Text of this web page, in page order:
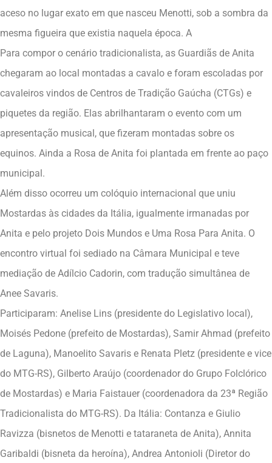
aceso no lugar exato em que nasceu Menotti, sob a sombra da
mesma figueira que existia naquela época. A
Para compor o cenário tradicionalista, as Guardiãs de Anita
chegaram ao local montadas a cavalo e foram escoladas por
cavaleiros vindos de Centros de Tradição Gaúcha (CTGs) e
piquetes da região. Elas abrilhantaram o evento com um
apresentação musical, que fizeram montadas sobre os
equinos. Ainda a Rosa de Anita foi plantada em frente ao paço
municipal.
Além disso ocorreu um colóquio internacional que uniu
Mostardas às cidades da Itália, igualmente irmanadas por
Anita e pelo projeto Dois Mundos e Uma Rosa Para Anita. O
encontro virtual foi sediado na Câmara Municipal e teve
mediação de Adílcio Cadorin, com tradução simultânea de
Anee Savaris.
Participaram: Anelise Lins (presidente do Legislativo local),
Moisés Pedone (prefeito de Mostardas), Samir Ahmad (prefeito
de Laguna), Manoelito Savaris e Renata Pletz (presidente e vice
do MTG-RS), Gilberto Araújo (coordenador do Grupo Folclórico
de Mostardas) e Maria Faistauer (coordenadora da 23ª Região
Tradicionalista do MTG-RS). Da Itália: Contanza e Giulio
Ravizza (bisnetos de Menotti e tataraneta de Anita), Annita
Garibaldi (bisneta da heroína), Andrea Antonioli (Diretor do